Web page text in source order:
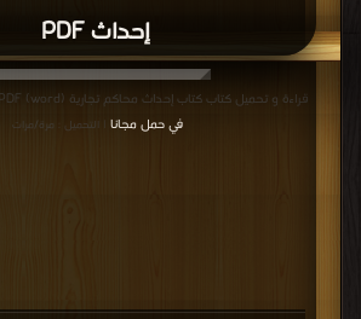
إحداث PDF
قراءة و تحميل كتاب كتاب إحداث محاكم تجارية (word) PDF مجانا | مكتبة >
في حمل مجانا | التحميل : مرة/مرات